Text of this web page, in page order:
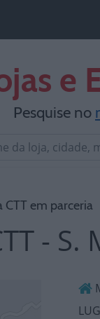
e
Pesquise no
CTT em parceria
- S.